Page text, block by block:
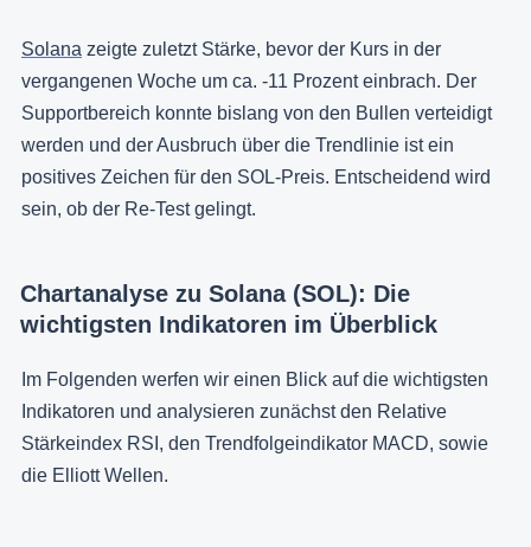
Solana zeigte zuletzt Stärke, bevor der Kurs in der
vergangenen Woche um ca. -11 Prozent einbrach. Der
Supportbereich konnte bislang von den Bullen verteidigt
werden und der Ausbruch über die Trendlinie ist ein
positives Zeichen für den SOL-Preis. Entscheidend wird
sein, ob der Re-Test gelingt.
Chartanalyse zu Solana (SOL): Die
wichtigsten Indikatoren im Überblick
Im Folgenden werfen wir einen Blick auf die wichtigsten
Indikatoren und analysieren zunächst den Relative
Stärkeindex RSI, den Trendfolgeindikator MACD, sowie
die Elliott Wellen.